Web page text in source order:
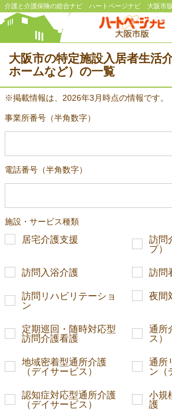
介護と介護保険の総合ナビ ハートページナビ 大阪市版
大阪市の特定施設入居者生活
ホームなど）の一覧
※掲載情報は、2026年3月時点の情報です。
事業所番号（半角数字）
電話番号（半角数字）
施設・サービス種類
居宅介護支援
訪問
プ）
訪問入浴介護 訪問
訪問リハビリテーショ
ン
夜間
定期巡回・随時対応型
訪問介護看護
通所
ス）
地域密着型通所介護
（デイサービス）
通所
ン（
認知症対応型通所介護
（デイサービス）
小規
護